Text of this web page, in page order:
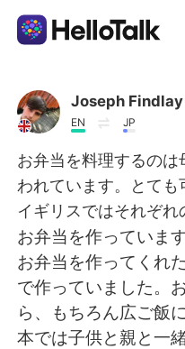
語学交換アプリ
AI Grammar
日本語
English
繁體中文
Joseph Findlay
EN JP
お弁当を料理するの
われています。とても
イギリスではそれぞれ
お弁当を作っていま
お弁当を作ってくれ
で作っていました。
ら、もちろん広ご飯
本では子供と親と一